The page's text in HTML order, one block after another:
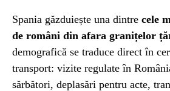
Spania găzduiește una dintre cele
de români din afara granițelor
demografică se traduce direct în
transport: vizite regulate în
sărbători, deplasări pentru acte,